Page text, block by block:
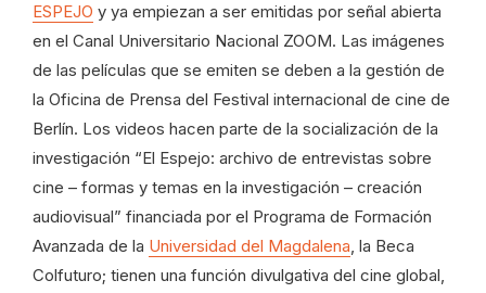
ESPEJO y ya empiezan a ser emitidas por señal abierta
en el Canal Universitario Nacional ZOOM. Las imágenes
de las películas que se emiten se deben a la gestión de
la Oficina de Prensa del Festival internacional de cine de
Berlín. Los videos hacen parte de la socialización de la
investigación “El Espejo: archivo de entrevistas sobre
cine – formas y temas en la investigación – creación
audiovisual” financiada por el Programa de Formación
Avanzada de la Universidad del Magdalena, la Beca
Colfuturo; tienen una función divulgativa del cine global,